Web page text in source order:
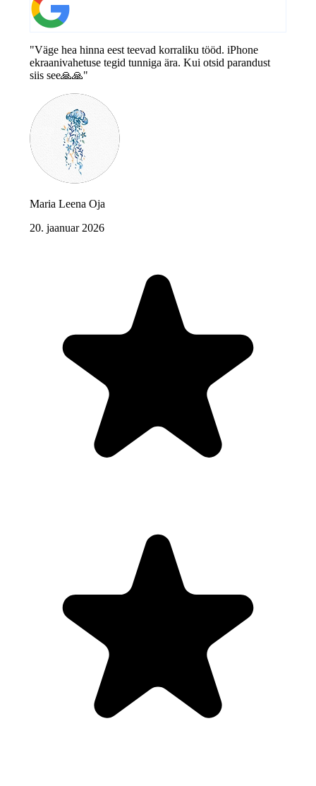
"Väge hea hinna eest teevad korraliku tööd. iPhone
ekraanivahetuse tegid tunniga ära. Kui otsid parandust
siis see🙏🙏"
Maria Leena Oja
20. jaanuar 2026